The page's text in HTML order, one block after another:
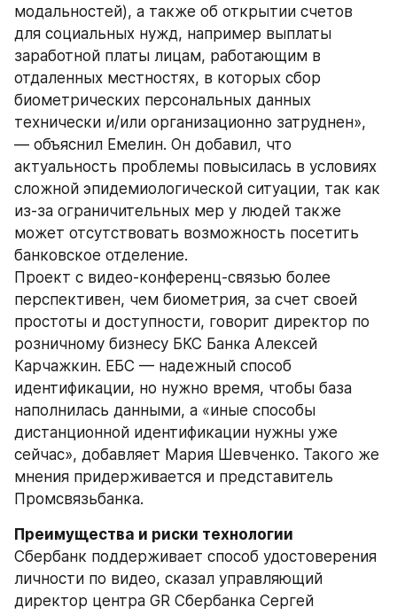
модальностей), а также об открытии счетов
для социальных нужд, например выплаты
заработной платы лицам, работающим в
отдаленных местностях, в которых сбор
биометрических персональных данных
технически и/или организационно затруднен»,
— объяснил Емелин. Он добавил, что
актуальность проблемы повысилась в условиях
сложной эпидемиологической ситуации, так как
из-за ограничительных мер у людей также
может отсутствовать возможность посетить
банковское отделение.
Проект с видео-конференц-связью более
перспективен, чем биометрия, за счет своей
простоты и доступности, говорит директор по
розничному бизнесу БКС Банка Алексей
Карчажкин. ЕБС — надежный способ
идентификации, но нужно время, чтобы база
наполнилась данными, а «иные способы
дистанционной идентификации нужны уже
сейчас», добавляет Мария Шевченко. Такого же
мнения придерживается и представитель
Промсвязьбанка.
Преимущества и риски технологии
Сбербанк поддерживает способ удостоверения
личности по видео, сказал управляющий
директор центра GR Сбербанка Сергей